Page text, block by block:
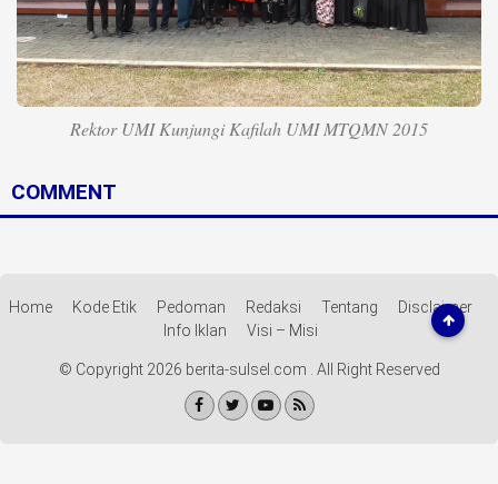
Profil
Opini
Video
More
Rektor UMI Kunjungi Kafilah UMI MTQMN 2015
COMMENT
Home Kode Etik Pedoman Redaksi Tentang
Disclaimer
Info Iklan
Visi – Misi
© Copyright 2026 berita-sulsel.com . All Right Reserved